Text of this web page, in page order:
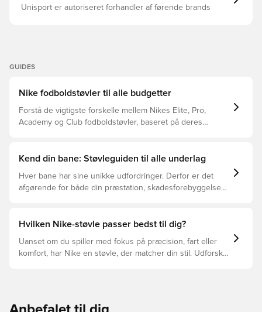
Unisport er autoriseret forhandler af førende brands
GUIDES
Nike fodboldstøvler til alle budgetter
Forstå de vigtigste forskelle mellem Nikes Elite, Pro,
Academy og Club fodboldstøvler, baseret på deres
Kend din bane: Støvleguiden til alle underlag
Hver bane har sine unikke udfordringer. Derfor er det
afgørende for både din præstation, skadesforebyggelse
støvler der er det bedste valg til de forskellige typer
Hvilken Nike-støvle passer bedst til dig?
Uanset om du spiller med fokus på præcision, fart eller
komfort, har Nike en støvle, der matcher din stil. Udforsk